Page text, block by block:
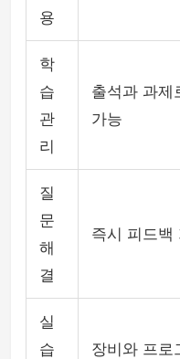
용
학
습
관
리
출석과 과제
가능
질
문
해
결
즉시 피드백
실
습
장비와 프로